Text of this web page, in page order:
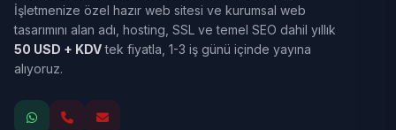
İşletmenize özel hazır web sitesi ve kurumsal web
tasarımını alan adı, hosting, SSL ve temel SEO dahil yıllık
50 USD + KDVtek fiyatla, 1-3 iş günü içinde yayına
alıyoruz.